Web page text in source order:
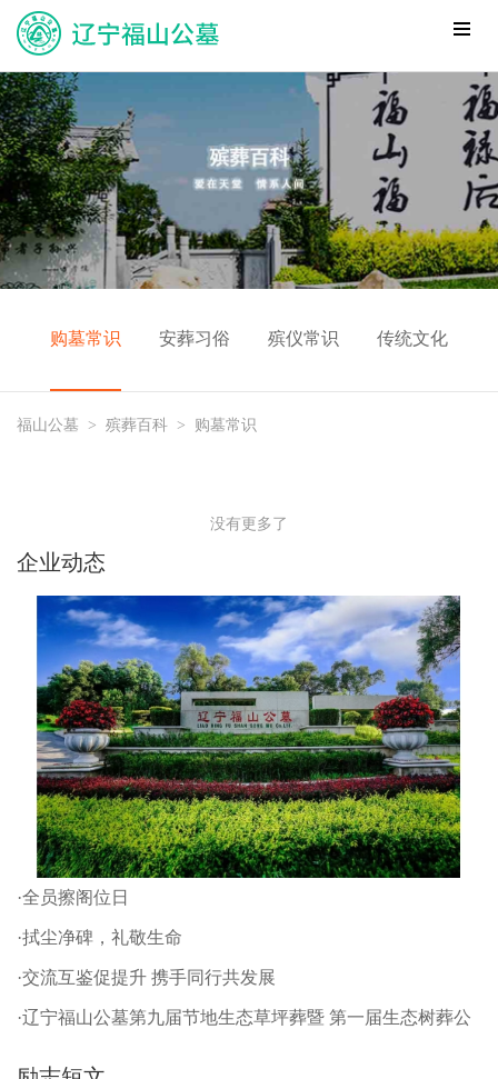
购墓常识 安葬习俗 殡仪常识 传统文化
福山公墓 > 殡葬百科 > 购墓常识
没有更多了
企业动态
·全员擦阁位日
·拭尘净碑，礼敬生命
·交流互鉴促提升 携手同行共发展
·辽宁福山公墓第九届节地生态草坪葬暨 第一届生态树葬公